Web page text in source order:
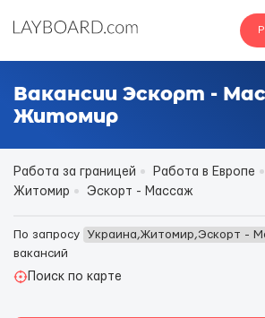
Вакансии Эскорт -
Житомир
Работа за границей Работа в Европе
Житомир
Эскорт - Массаж
По запросу Украина,Житомир,Эскорт -
вакансий
Поиск по карте